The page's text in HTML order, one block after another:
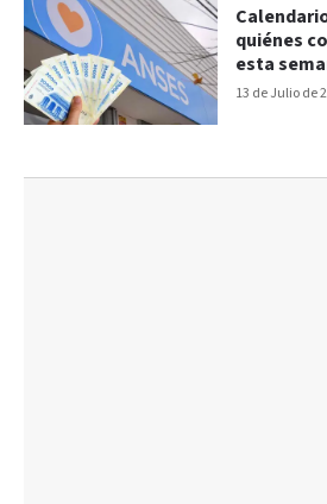
13 de Julio de
quiénes
esta